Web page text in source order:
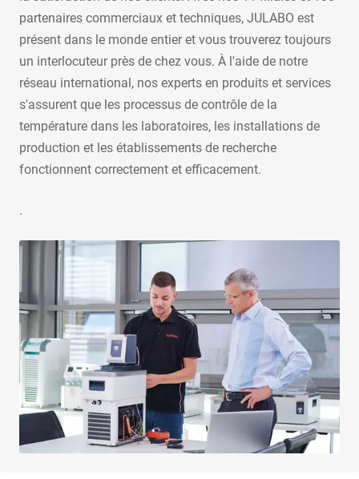
partenaires commerciaux et techniques, JULABO est
présent dans le monde entier et vous trouverez toujours
un interlocuteur près de chez vous. À l'aide de notre
réseau international, nos experts en produits et services
s'assurent que les processus de contrôle de la
température dans les laboratoires, les installations de
production et les établissements de recherche
fonctionnent correctement et efficacement.
.